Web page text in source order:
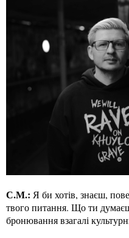
С.М.: Я би хотів, знаєш,
твого питання. Що ти
бронювання взагалі